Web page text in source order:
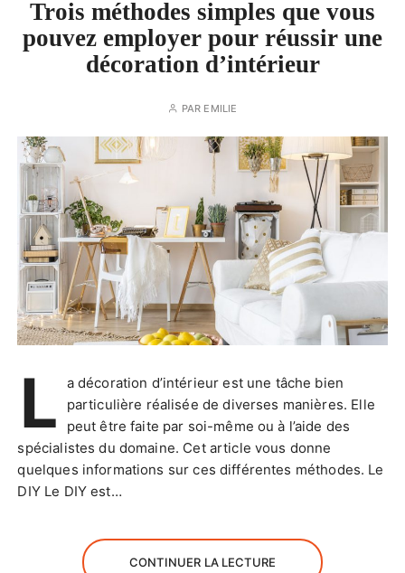
Trois méthodes simples que vous
pouvez employer pour réussir une
décoration d’intérieur
PAR EMILIE
L
a décoration d’intérieur est une tâche bien
particulière réalisée de diverses manières. Elle
peut être faite par soi-même ou à l’aide des
spécialistes du domaine. Cet article vous donne
quelques informations sur ces différentes méthodes. Le
DIY Le DIY est…
CONTINUER LA LECTURE